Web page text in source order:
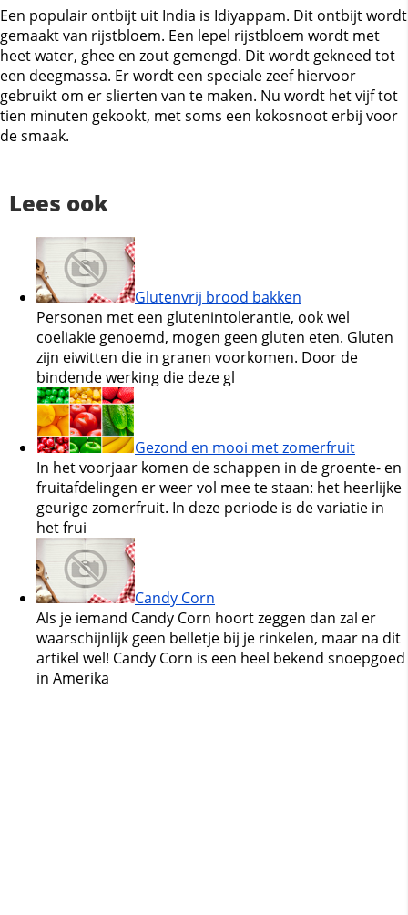
Een populair ontbijt uit India is Idiyappam. Dit ontbijt wordt
gemaakt van rijstbloem. Een lepel rijstbloem wordt met
heet water, ghee en zout gemengd. Dit wordt gekneed tot
een deegmassa. Er wordt een speciale zeef hiervoor
gebruikt om er slierten van te maken. Nu wordt het vijf tot
tien minuten gekookt, met soms een kokosnoot erbij voor
de smaak.
Lees ook
Glutenvrij brood bakken
Personen met een glutenintolerantie, ook wel
coeliakie genoemd, mogen geen gluten eten. Gluten
zijn eiwitten die in granen voorkomen. Door de
bindende werking die deze gl
Gezond en mooi met zomerfruit
In het voorjaar komen de schappen in de groente- en
fruitafdelingen er weer vol mee te staan: het heerlijke
geurige zomerfruit. In deze periode is de variatie in
het frui
Candy Corn
Als je iemand Candy Corn hoort zeggen dan zal er
waarschijnlijk geen belletje bij je rinkelen, maar na dit
artikel wel! Candy Corn is een heel bekend snoepgoed
in Amerika